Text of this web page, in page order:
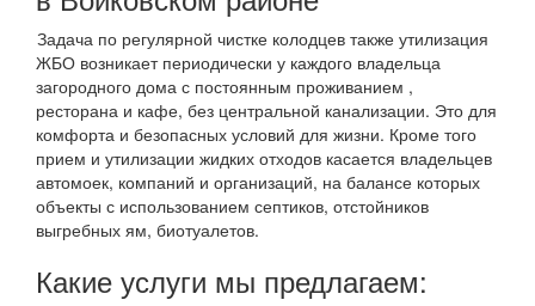
Задача по регулярной чистке колодцев также утилизация
ЖБО возникает периодически у каждого владельца
загородного дома с постоянным проживанием ,
ресторана и кафе, без центральной канализации. Это для
комфорта и безопасных условий для жизни. Кроме того
прием и утилизации жидких отходов касается владельцев
автомоек, компаний и организаций, на балансе которых
объекты с использованием септиков, отстойников
выгребных ям, биотуалетов.
Какие услуги мы предлагаем: